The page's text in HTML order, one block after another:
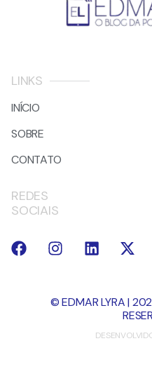
LINKS
INÍCIO
SOBRE
CONTATO
REDES
SOCIAIS
© EDMAR LYRA |